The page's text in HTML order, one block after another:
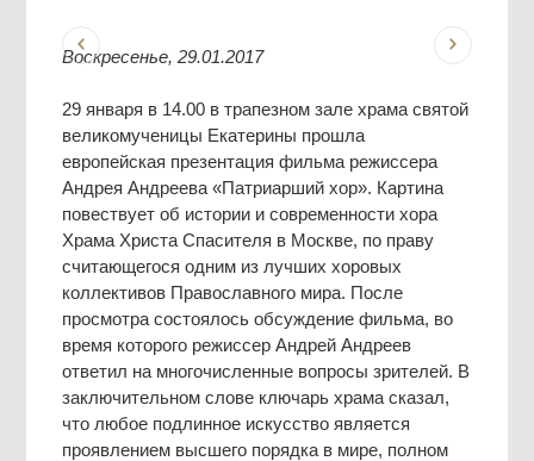
Воскресенье, 29.01.2017
29 января в 14.00 в трапезном зале храма святой
великомученицы Екатерины прошла
европейская презентация фильма режиссера
Андрея Андреева «Патриарший хор». Картина
повествует об истории и современности хора
Храма Христа Спасителя в Москве, по праву
считающегося одним из лучших хоровых
коллективов Православного мира. После
просмотра состоялось обсуждение фильма, во
время которого режиссер Андрей Андреев
ответил на многочисленные вопросы зрителей. В
заключительном слове ключарь храма сказал,
что любое подлинное искусство является
проявлением высшего порядка в мире, полном